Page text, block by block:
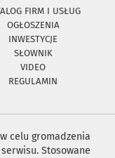
FIRM I USŁUG
OGŁOSZENIA
INWESTYCJE
SŁOWNIK
VIDEO
REGULAMIN
celu gromadzenia
Stosowane